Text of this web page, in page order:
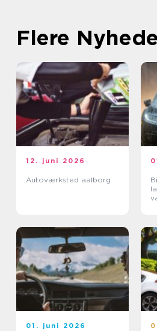
Flere
12. juni 2026
Autoværksted aalborg
01. juni 2026